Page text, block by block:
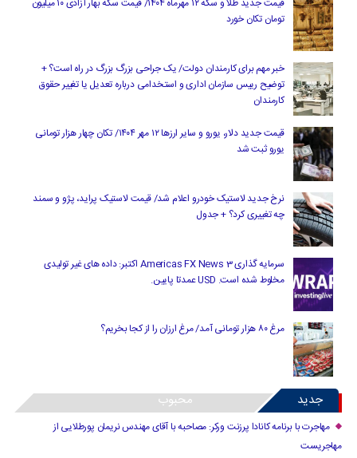
تومان تکان خورد
خبر مهم برای کارمندان دولت/ یک جراحی بزرگ بزرگ در راه است؟ +
توضیح رییس سازمان اداری و استخدامی درباره تعدیل یا تغییر حقوق
کارمندان
قیمت جدید دلار، یورو و سایر ارزها ۱۲ مهر ۱۴۰۴/ تکان چهار هزار تومانی
یورو ثبت شد
نرخ جدید لاستیک خودرو اعلام شد/ قیمت لاستیک پراید، پژو و سمند
چه تغییری کرد؟ + جدول
سرمایه گذاری Americas FX News 3 اکتبر: داده های غیر تولیدی
مخلوط شده است. USD عمدتا پایین.
مرغ ۸۰ هزار تومانی آمد/ مرغ ارزان را از کجا بخریم؟
جدید محبوب
مهاجرت با برنامه کانادا پرزنت ورکر: مصاحبه با آقای مهندس نریمان پورطلایی از
مهاجریست